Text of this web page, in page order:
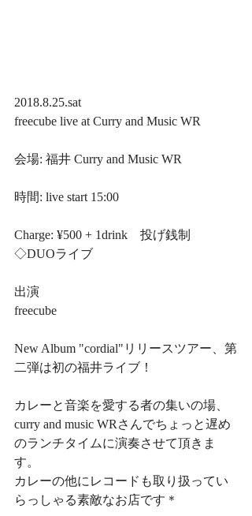
2018.8.25.sat
freecube live at Curry and Music WR
会場: 福井 Curry and Music WR
時間: live start 15:00
Charge: ¥500 + 1drink　投げ銭制
◇DUOライブ
出演
freecube
New Album "cordial"リリースツアー、第
二弾は初の福井ライブ！
カレーと音楽を愛する者の集いの場、
curry and music WRさんでちょっと遅め
のランチタイムに演奏させて頂きま
す。
カレーの他にレコードも取り扱ってい
らっしゃる素敵なお店です＊